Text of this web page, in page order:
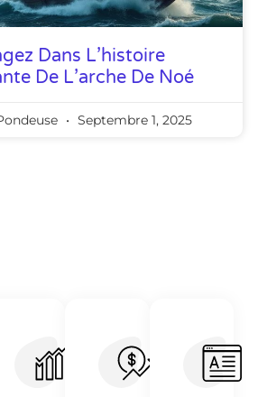
Dans L’histoire
De L’arche De Noé
Septembre 1, 2025